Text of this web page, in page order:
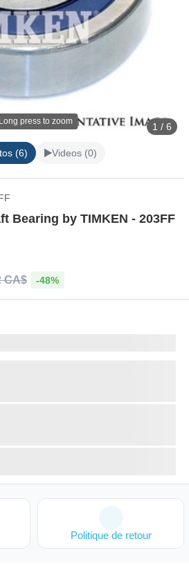
Long press to zoom 1 / 6
(6) Videos (0)
Bearing by TIMKEN - 203FF
CA$ -48%
Politique de retour